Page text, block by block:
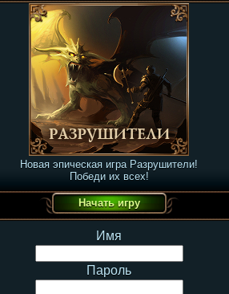
Новая эпическая игра Разрушители!
Победи их всех!
Имя
Пароль